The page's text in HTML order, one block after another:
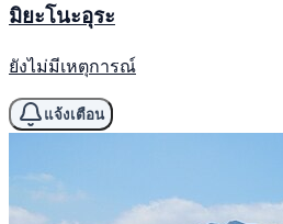
มิยะโนะอุระ
ยังไม่มีเหตุการณ์
แจ้งเตือน